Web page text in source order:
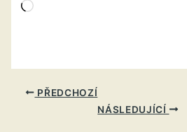
Načítání…
PŘEDCHOZÍ
NÁSLEDUJÍCÍ